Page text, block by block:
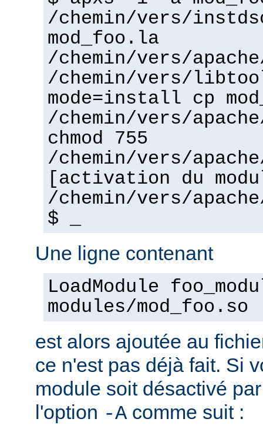
/chemin/vers/
mod_foo.la
/chemin/vers/
/chemin/vers/
mode=install cp
/chemin/vers/
chmod 755
/chemin/vers/
[activation du
/chemin/vers/
$ _
Une ligne contenant
LoadModule
modules/mod_foo.so
est alors ajoutée au
ce n'est pas déjà fait. Si
module soit désactivé
l'option -A comme suit :